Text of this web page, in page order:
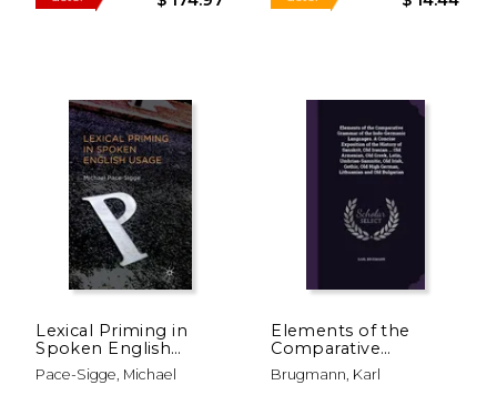
50%
dcto. $ 30.32
50%
dcto.
Lexical Priming in
Spoken English
Usage (en Inglés)
Pace-Sigge, Michael
Elements of the
Comparative
Grammar of the
Indo-Germanic
Brugmann, Karl